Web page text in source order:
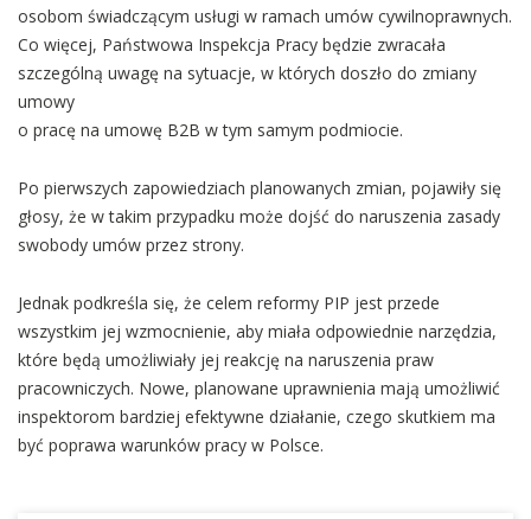
osobom świadczącym usługi w ramach umów cywilnoprawnych.
Co więcej, Państwowa Inspekcja Pracy będzie zwracała
szczególną uwagę na sytuacje, w których doszło do zmiany
umowy
o pracę na umowę B2B w tym samym podmiocie.
Po pierwszych zapowiedziach planowanych zmian, pojawiły się
głosy, że w takim przypadku może dojść do naruszenia zasady
swobody umów przez strony.
Jednak podkreśla się, że celem reformy PIP jest przede
wszystkim jej wzmocnienie, aby miała odpowiednie narzędzia,
które będą umożliwiały jej reakcję na naruszenia praw
pracowniczych. Nowe, planowane uprawnienia mają umożliwić
inspektorom bardziej efektywne działanie, czego skutkiem ma
być poprawa warunków pracy w Polsce.